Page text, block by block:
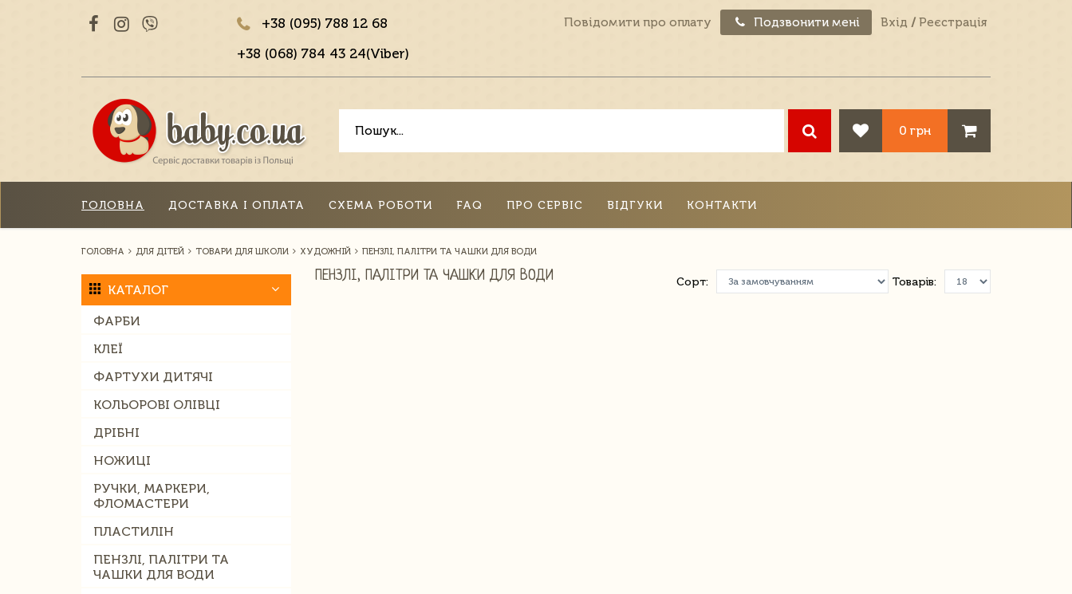
+38 (095) 788 12 68
+38 (068) 784 43 24(Viber)
Повідомити про оплату Подзвонити мені Вхід / Реєстрація
0 грн
ГОЛОВНА ДОСТАВКА І ОПЛАТА СХЕМА РОБОТИ FAQ ПРО СЕРВІС ВІДГУКИ КОНТАКТИ
ГОЛОВНА ДЛЯ ДІТЕЙ ТОВАРИ ДЛЯ ШКОЛИ ХУДОЖНІЙ ПЕНЗЛІ, ПАЛІТРИ ТА ЧАШКИ ДЛЯ ВОДИ
КАТАЛОГ
ФАРБИ
КЛЕЇ
ФАРТУХИ ДИТЯЧІ
КОЛЬОРОВІ ОЛІВЦІ
ДРІБНІ
НОЖИЦІ
РУЧКИ, МАРКЕРИ,
ФЛОМАСТЕРИ
ПЛАСТИЛІН
ПЕНЗЛІ, ПАЛІТРИ ТА
ЧАШКИ ДЛЯ ВОДИ
ПЕНЗЛІ, ПАЛІТРИ ТА ЧАШКИ ДЛЯ ВОДИ Товарів:
Сорт: